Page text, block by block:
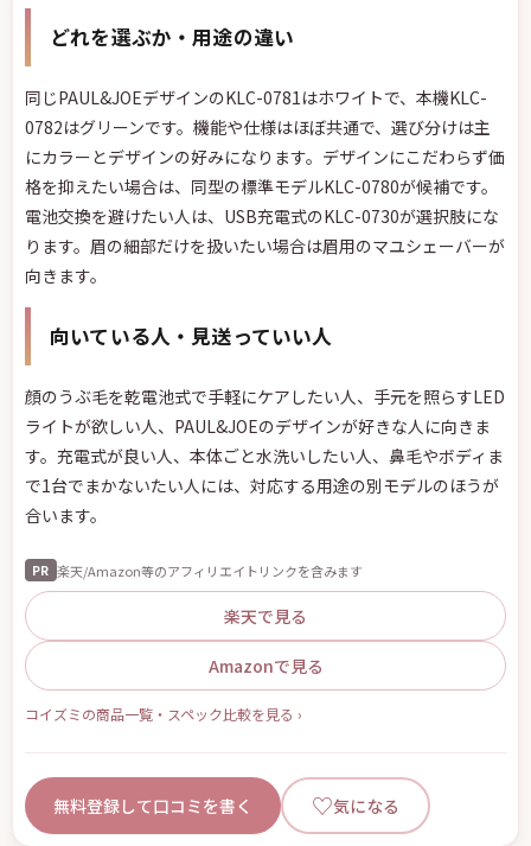
どれを選ぶか・用途の違い
同じPAUL&JOEデザインのKLC-0781はホワイトで、本機KLC-
0782はグリーンです。機能や仕様はほぼ共通で、選び分けは主
にカラーとデザインの好みになります。デザインにこだわらず価
格を抑えたい場合は、同型の標準モデルKLC-0780が候補です。
電池交換を避けたい人は、USB充電式のKLC-0730が選択肢にな
ります。眉の細部だけを扱いたい場合は眉用のマユシェーバーが
向きます。
向いている人・見送っていい人
顔のうぶ毛を乾電池式で手軽にケアしたい人、手元を照らすLED
ライトが欲しい人、PAUL&JOEのデザインが好きな人に向きま
す。充電式が良い人、本体ごと水洗いしたい人、鼻毛やボディま
で1台でまかないたい人には、対応する用途の別モデルのほうが
合います。
PR 楽天/Amazon等のアフィリエイトリンクを含みます
楽天で見る
Amazonで見る
コイズミの商品一覧・スペック比較を見る ›
無料登録して口コミを書く ♡気になる